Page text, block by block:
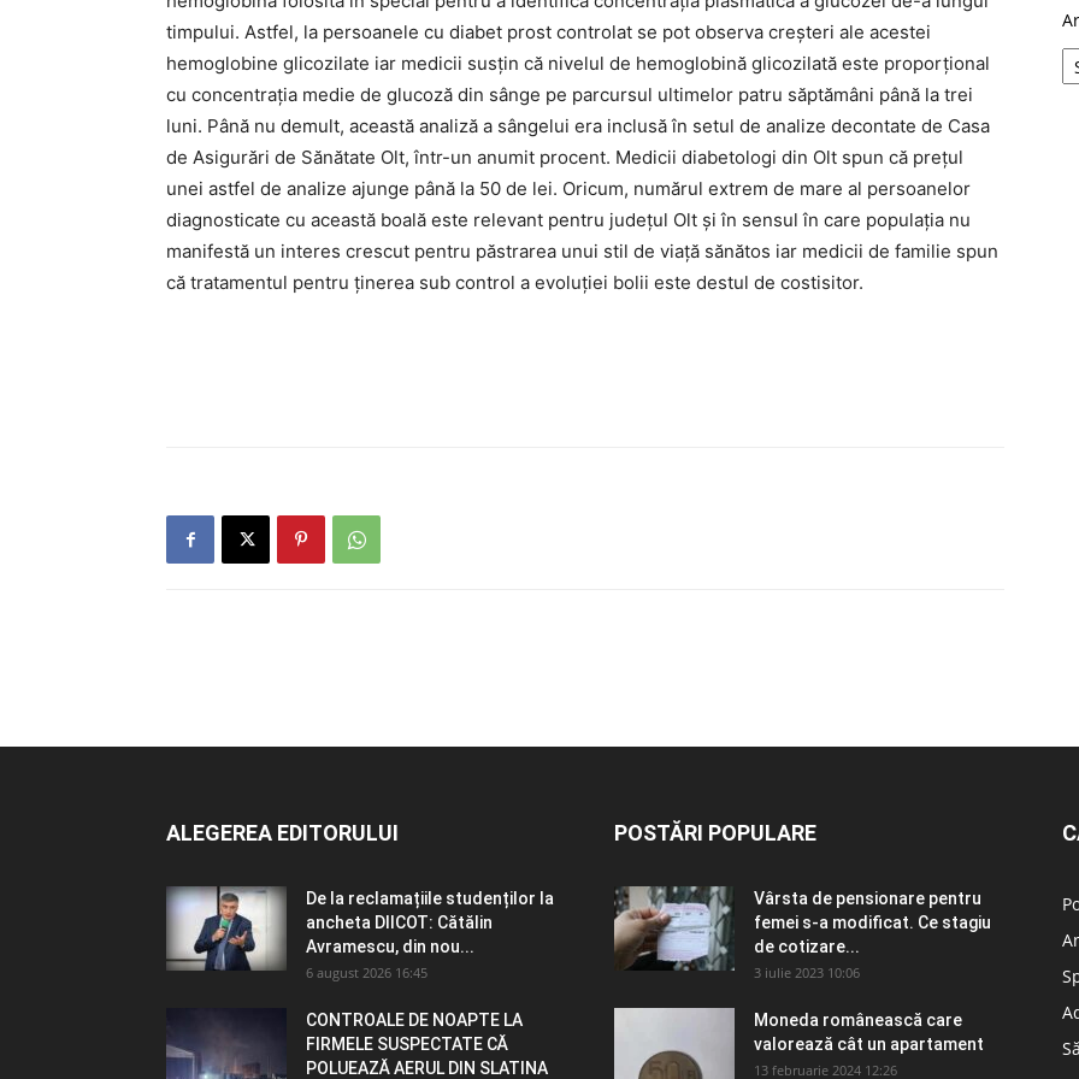
timpului. Astfel, la persoanele cu diabet prost controlat se pot observa creşteri ale acestei
hemoglobine glicozilate iar medicii susţin că nivelul de hemoglobină glicozilată este proporţional
cu concentraţia medie de glucoză din sânge pe parcursul ultimelor patru săptămâni până la trei
luni. Până nu demult, această analiză a sângelui era inclusă în setul de analize decontate de Casa
de Asigurări de Sănătate Olt, într-un anumit procent. Medicii diabetologi din Olt spun că preţul
unei astfel de analize ajunge până la 50 de lei. Oricum, numărul extrem de mare al persoanelor
diagnosticate cu această boală este relevant pentru judeţul Olt şi în sensul în care populaţia nu
manifestă un interes crescut pentru păstrarea unui stil de viaţă sănătos iar medicii de familie spun
că tratamentul pentru ţinerea sub control a evoluţiei bolii este destul de costisitor.
ALEGEREA EDITORULUI
De la reclamațiile studenților la
ancheta DIICOT: Cătălin
Avramescu, din nou...
6 august 2026 16:45
CONTROALE DE NOAPTE LA
FIRMELE SUSPECTATE CĂ
POLUEAZĂ AERUL DIN SLATINA
POSTĂRI POPULARE
Vârsta de pensionare pentru
femei s-a modificat. Ce stagiu
de cotizare...
3 iulie 2023 10:06
Moneda românească care
valorează cât un apartament
13 februarie 2024 12:26